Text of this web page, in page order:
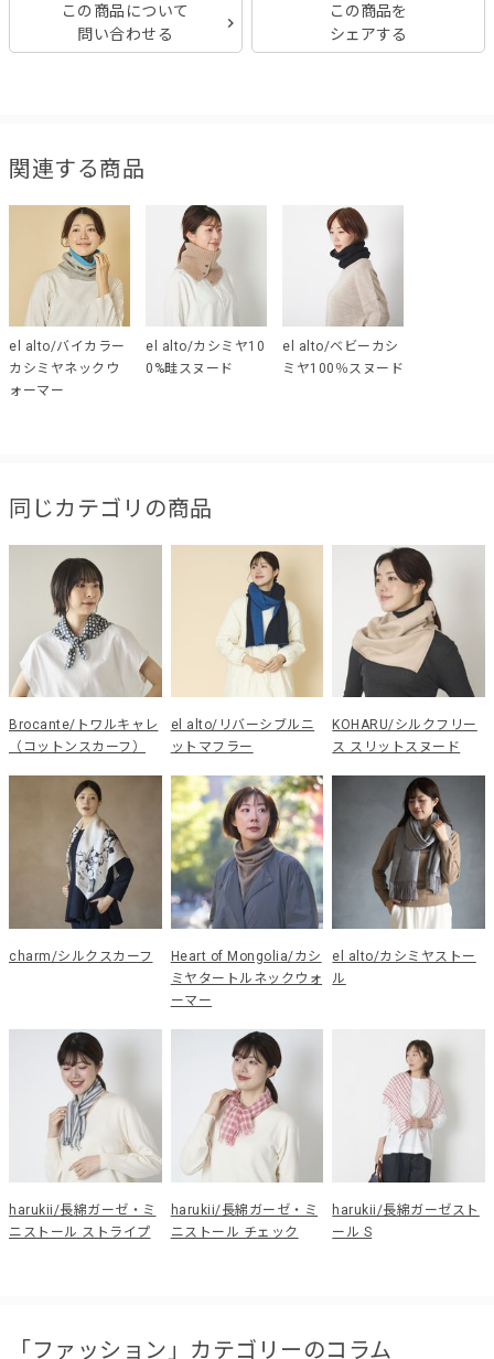
この商品について
問い合わせる
この商品を
シェアする
関連する商品
el alto/バイカラー
カシミヤネックウ
ォーマー
el alto/カシミヤ10
0%畦スヌード
el alto/ベビーカシ
ミヤ100％スヌード
同じカテゴリの商品
Brocante/トワルキャレ
（コットンスカーフ）
el alto/リバーシブルニ
ットマフラー
KOHARU/シルクフリー
ス スリットスヌード
charm/シルクスカーフ
Heart of Mongolia/カシ
ミヤタートルネックウォ
ーマー
el alto/カシミヤストー
ル
harukii/長綿ガーゼ・ミ
ニストール ストライプ
harukii/長綿ガーゼ・ミ
ニストール チェック
harukii/長綿ガーゼスト
ール S
「ファッション」カテゴリーのコラム